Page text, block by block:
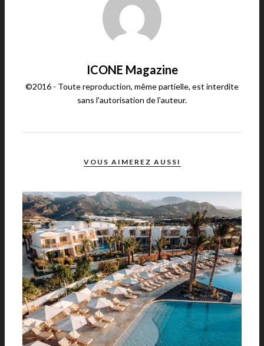
ICONE Magazine
©2016 - Toute reproduction, même partielle, est interdite
sans l'autorisation de l'auteur.
VOUS AIMEREZ AUSSI